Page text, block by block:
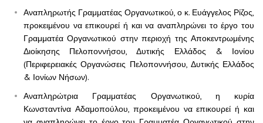
Αναπληρωτής Γραμματέας Οργανωτικού, ο κ. Ευάγγελος Ρίζος,
προκειμένου να επικουρεί ή και να αναπληρώνει το έργο του
Γραμματέα Οργανωτικού στην περιοχή της Αποκεντρωμένης
Διοίκησης Πελοποννήσου, Δυτικής Ελλάδος & Ιονίου
(Περιφερειακές Οργανώσεις Πελοποννήσου, Δυτικής Ελλάδος
& Ιονίων Νήσων).
Αναπληρώτρια Γραμματέας Οργανωτικού, η κυρία
Κωνσταντίνα Αδαμοπούλου, προκειμένου να επικουρεί ή και